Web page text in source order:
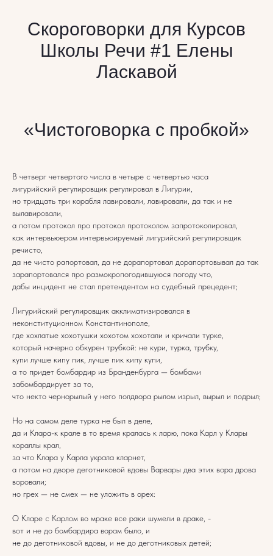
Скороговорки для Курсов
Школы Речи #1 Елены
Ласкавой
«Чистоговорка с пробкой»
В четверг четвертого числа в четыре с четвертью часа
лигурийский регулировщик регулировал в Лигурии,
но тридцать три корабля лавировали, лавировали, да так и не
вылавировали,
а потом протокол про протокол протоколом запротоколировал,
как интервьюером интервьюируемый лигурийский регулировщик
речисто,
да не чисто рапортовал, да не дорапортовал дорапортовывал да так
зарапортовался про размокропогодившуюся погоду что,
дабы инцидент не стал претендентом на судебный прецедент;
Лигурийский регулировщик акклиматизировался в
неконституционном Константинополе,
где хохлатые хохотушки хохотом хохотали и кричали турке,
который начерно обкурен трубкой: не кури, турка, трубку,
купи лучше кипу пик, лучше пик кипу купи,
а то придет бомбардир из Бранденбурга — бомбами
забомбардирует за то,
что некто чернорылый у него полдвора рылом изрыл, вырыл и подрыл;
Но на самом деле турка не был в деле,
да и Клара-к крале в то время кралась к ларю, пока Карл у Клары
кораллы крал,
за что Клара у Карла украла кларнет,
а потом на дворе деготниковой вдовы Варвары два этих вора дрова
воровали;
но грех — не смех — не уложить в орех:
О Кларе с Карлом во мраке все раки шумели в драке, -
вот и не до бомбардира ворам было, и
не до деготниковой вдовы, и не до деготниковых детей;